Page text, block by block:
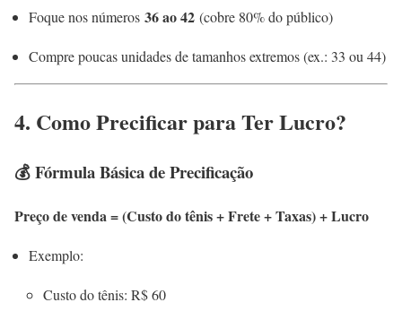
Foque nos números 36 ao 42 (cobre 80% do público)
Compre poucas unidades de tamanhos extremos (ex.: 33 ou 44)
4. Como Precificar para Ter Lucro?
💰 Fórmula Básica de Precificação
Preço de venda = (Custo do tênis + Frete + Taxas) + Lucro
Exemplo:
Custo do tênis: R$ 60